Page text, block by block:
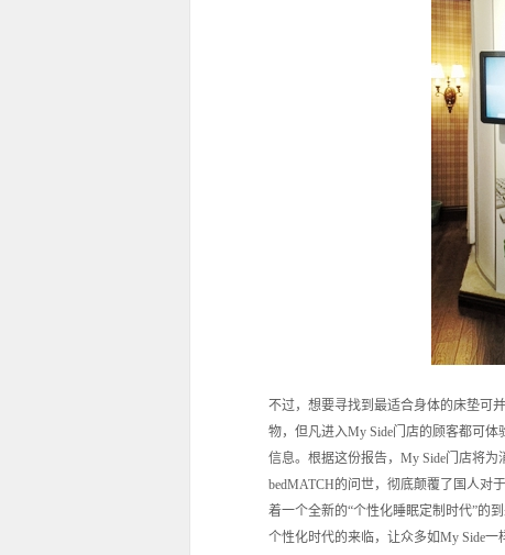
不过，想要寻找到最适合身体的床垫可
物，但凡进入My Side门店的顾客都可
信息。根据这份报告，My Side门店将
bedMATCH的问世，彻底颠覆了国人对
着一个全新的“个性化睡眠定制时代”的到
个性化时代的来临，让众多如My Side